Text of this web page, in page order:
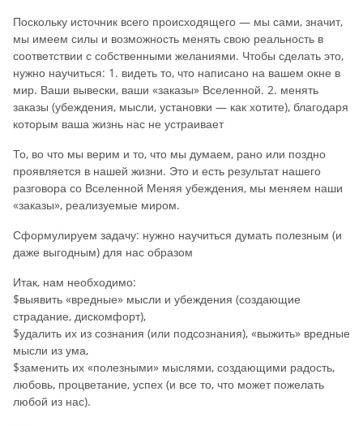
Поскольку источник всего происходящего — мы сами, значит,
мы имеем силы и возможность менять свою реальность в
соответствии с собственными желаниями. Чтобы сделать это,
нужно научиться: 1. видеть то, что написано на вашем окне в
мир. Ваши вывески, ваши «заказы» Вселенной. 2. менять
заказы (убеждения, мысли, установки — как хотите), благодаря
которым ваша жизнь нас не устраивает
То, во что мы верим и то, что мы думаем, рано или поздно
проявляется в нашей жизни. Это и есть результат нашего
разговора со Вселенной Меняя убеждения, мы меняем наши
«заказы», реализуемые миром.
Сформулируем задачу: нужно научиться думать полезным (и
даже выгодным) для нас образом
Итак, нам необходимо:
$выявить «вредные» мысли и убеждения (создающие
страдание, дискомфорт),
$удалить их из сознания (или подсознания), «выжить» вредные
мысли из ума,
$заменить их «полезными» мыслями, создающими радость,
любовь, процветание, успех (и все то, что может пожелать
любой из нас).